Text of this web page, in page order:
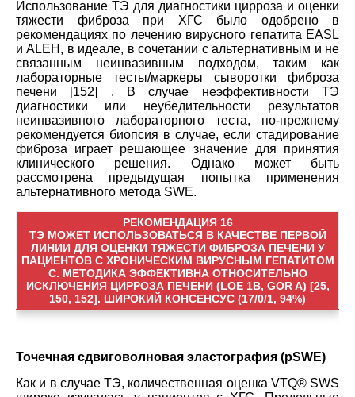
Использование TЭ для диагностики цирроза и оценки
тяжести фиброза при ХГС было одобрено в
рекомендациях по лечению вирусного гепатита EASL
и ALEH, в идеале, в сочетании с альтернативным и не
связанным неинвазивным подходом, таким как
лабораторные тесты/маркеры сыворотки фиброза
печени [152] . В случае неэффективности ТЭ
диагностики или неубедительности результатов
неинвазивного лабораторного теста, по-прежнему
рекомендуется биопсия в случае, если стадирование
фиброза играет решающее значение для принятия
клинического решения. Однако может быть
рассмотрена предыдущая попытка применения
альтернативного метода SWE.
РЕКОМЕНДАЦИЯ 16
TЭ МОЖЕТ ИСПОЛЬЗОВАТЬСЯ В КАЧЕСТВЕ ПЕРВОЙ
ЛИНИИ ДЛЯ ОЦЕНКИ ТЯЖЕСТИ ФИБРОЗА ПЕЧЕНИ У
ПАЦИЕНТОВ С ХРОНИЧЕСКИМ ВИРУСНЫМ ГЕПАТИТОМ
C. МЕТОДИКА ЭФФЕКТИВНА ОТНОСИТЕЛЬНО
ИСКЛЮЧЕНИЯ ЦИРРОЗА ПЕЧЕНИ (LOE 1B, GOR A) [25,
150, 152]. ШИРОКИЙ КОНСЕНСУС (17/0/1, 94%)
Точечная сдвиговолновая эластография (pSWE)
Как и в случае TЭ, количественная оценка VTQ® SWS